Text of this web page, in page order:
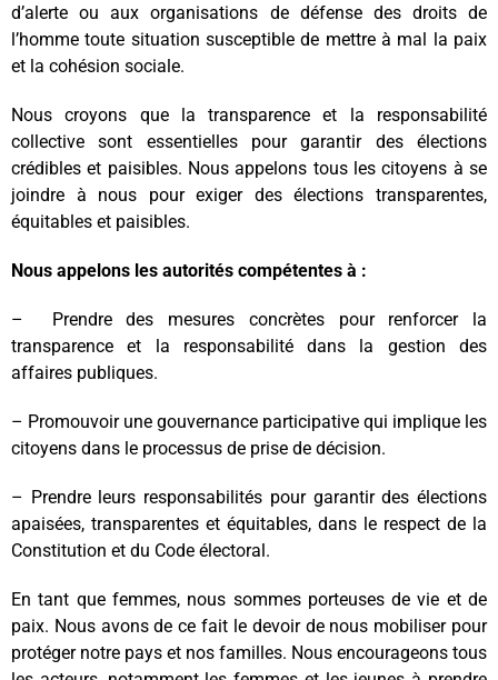
d’alerte ou aux organisations de défense des droits de
l’homme toute situation susceptible de mettre à mal la paix
et la cohésion sociale.
Nous croyons que la transparence et la responsabilité
collective sont essentielles pour garantir des élections
crédibles et paisibles. Nous appelons tous les citoyens à se
joindre à nous pour exiger des élections transparentes,
équitables et paisibles.
Nous appelons les autorités compétentes à :
– Prendre des mesures concrètes pour renforcer la
transparence et la responsabilité dans la gestion des
affaires publiques.
– Promouvoir une gouvernance participative qui implique les
citoyens dans le processus de prise de décision.
– Prendre leurs responsabilités pour garantir des élections
apaisées, transparentes et équitables, dans le respect de la
Constitution et du Code électoral.
En tant que femmes, nous sommes porteuses de vie et de
paix. Nous avons de ce fait le devoir de nous mobiliser pour
protéger notre pays et nos familles. Nous encourageons tous